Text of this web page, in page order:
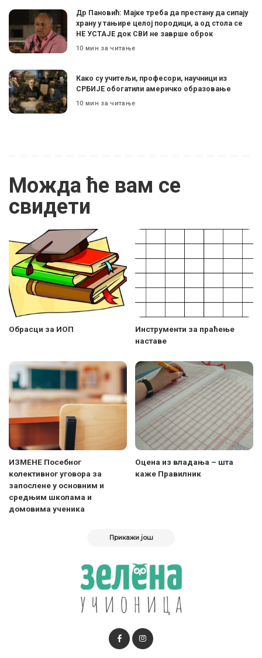
Др Пановић: Мајке треба да престану да сипају
храну у тањире целој породици, а од стола се
НЕ УСТАЈЕ док СВИ не заврше оброк
10 мин за читање
Како су учитељи, професори, научници из
СРБИЈЕ обогатили америчко образовање
10 мин за читање
Можда ће вам се
свидети
Обрасци за ИОП
Инструменти за праћење
наставе
ИЗМЕНЕ Посебног
колективног уговора за
запослене у основним и
средњим школама и
домовима ученика
Оцена из владања – шта
каже Правилник
Прикажи још